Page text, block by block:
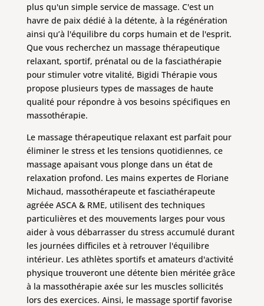
plus qu'un simple service de massage. C'est un
havre de paix dédié à la détente, à la régénération
ainsi qu’à l'équilibre du corps humain et de l'esprit.
Que vous recherchez un massage thérapeutique
relaxant, sportif, prénatal ou de la fasciathérapie
pour stimuler votre vitalité, Bigidi Thérapie vous
propose plusieurs types de massages de haute
qualité pour répondre à vos besoins spécifiques en
massothérapie.
Le massage thérapeutique relaxant est parfait pour
éliminer le stress et les tensions quotidiennes, ce
massage apaisant vous plonge dans un état de
relaxation profond. Les mains expertes de Floriane
Michaud, massothérapeute et fasciathérapeute
agréée ASCA & RME, utilisent des techniques
particulières et des mouvements larges pour vous
aider à vous débarrasser du stress accumulé durant
les journées difficiles et à retrouver l'équilibre
intérieur. Les athlètes sportifs et amateurs d'activité
physique trouveront une détente bien méritée grâce
à la massothérapie axée sur les muscles sollicités
lors des exercices. Ainsi, le massage sportif favorise